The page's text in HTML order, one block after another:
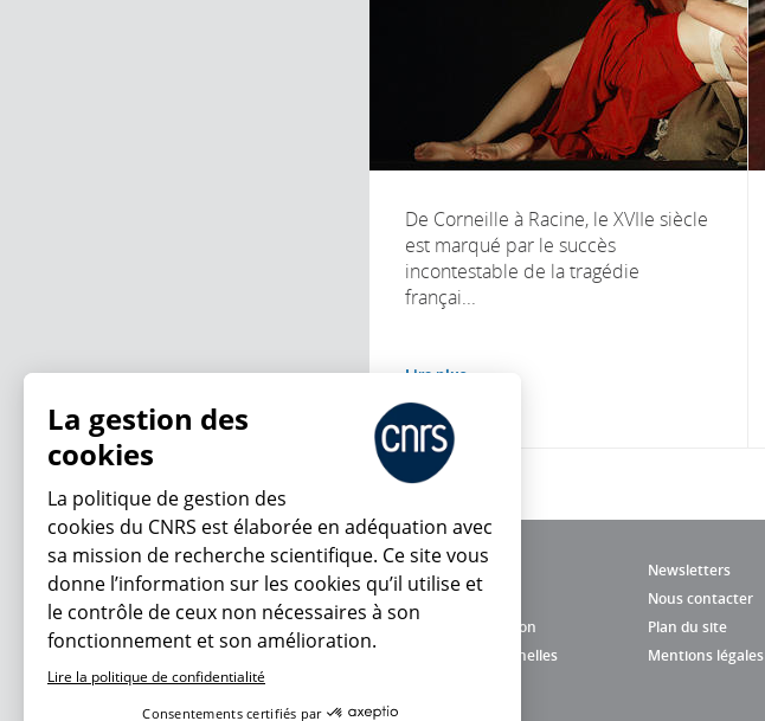
De Corneille à Racine, le XVIIe siècle
est marqué par le succès
incontestable de la tragédie
françai...
Lire plus
Newsletters
Nous contacter
Charte d'utilisation
Plan du site
Données personnelles
Mentions légales
En ce moment
La gestion des
cookies
La politique de gestion des
cookies du CNRS est élaborée en adéquation avec
sa mission de recherche scientifique. Ce site vous
donne l’information sur les cookies qu’il utilise et
le contrôle de ceux non nécessaires à son
fonctionnement et son amélioration.
Lire la politique de confidentialité
Consentements certifiés par